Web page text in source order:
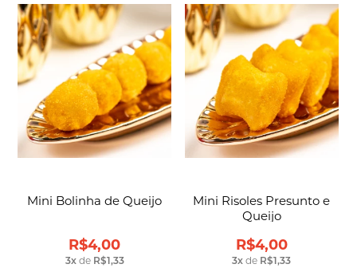
Mini Bolinha de Queijo
R$4,00
3xde R$1,33
Mini Risoles Presunto e
Queijo
R$4,00
3x de R$1,33